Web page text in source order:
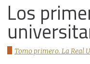
Los
Tomo primero. La Real